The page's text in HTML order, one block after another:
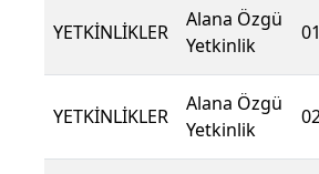
YETKİNLİKLER
Alana Özgü
Yetkinlik
01
YETKİNLİKLER
Alana Özgü
Yetkinlik